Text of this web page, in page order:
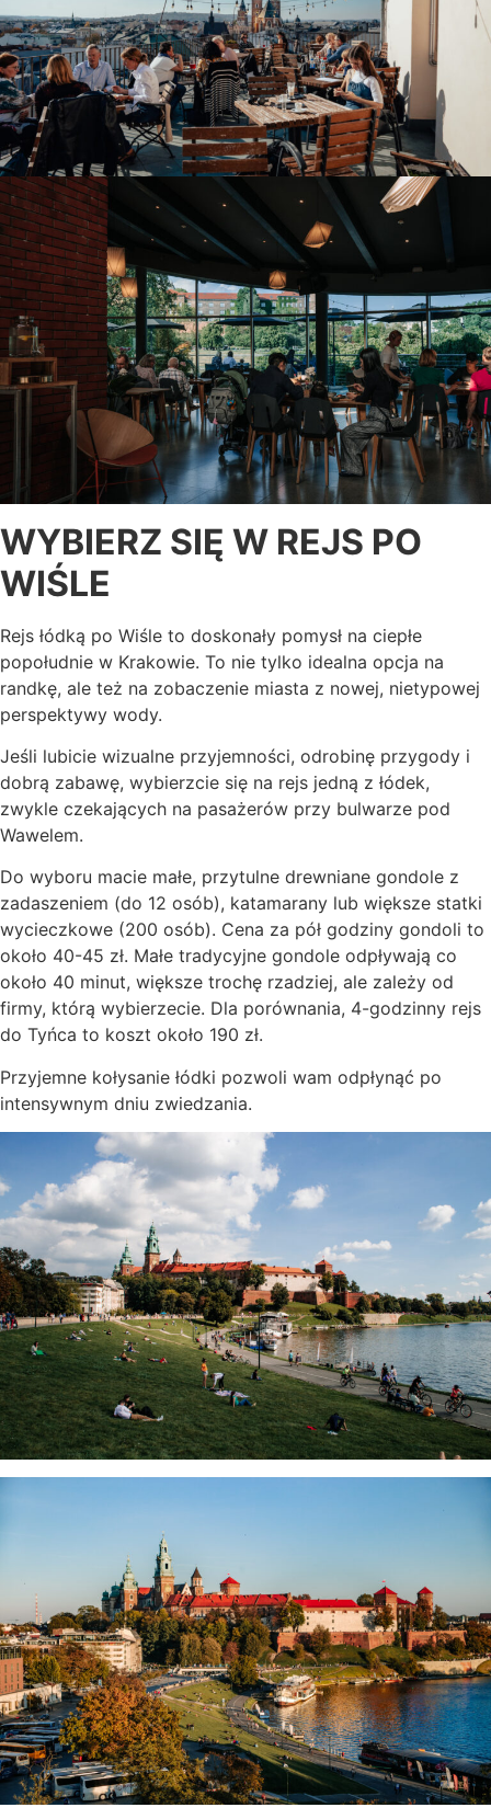
WYBIERZ SIĘ W REJS PO
WIŚLE
Rejs łódką po Wiśle to doskonały pomysł na ciepłe
popołudnie w Krakowie. To nie tylko idealna opcja na
randkę, ale też na zobaczenie miasta z nowej, nietypowej
perspektywy wody.
Jeśli lubicie wizualne przyjemności, odrobinę przygody i
dobrą zabawę, wybierzcie się na rejs jedną z łódek,
zwykle czekających na pasażerów przy bulwarze pod
Wawelem.
Do wyboru macie małe, przytulne drewniane gondole z
zadaszeniem (do 12 osób), katamarany lub większe statki
wycieczkowe (200 osób). Cena za pół godziny gondoli to
około 40-45 zł. Małe tradycyjne gondole odpływają co
około 40 minut, większe trochę rzadziej, ale zależy od
firmy, którą wybierzecie. Dla porównania, 4-godzinny rejs
do Tyńca to koszt około 190 zł.
Przyjemne kołysanie łódki pozwoli wam odpłynąć po
intensywnym dniu zwiedzania.